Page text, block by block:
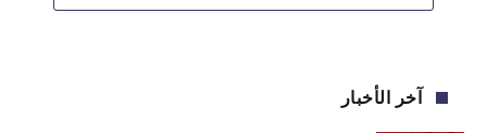
آخر الأخبار